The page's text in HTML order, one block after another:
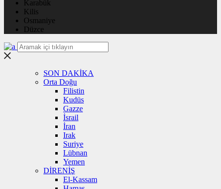
Karabük
Kilis
Osmaniye
Düzce
SON DAKİKA
Orta Doğu
Filistin
Kudüs
Gazze
İsrail
İran
Irak
Suriye
Lübnan
Yemen
DİRENİŞ
El-Kassam